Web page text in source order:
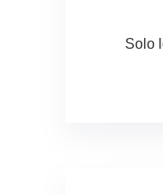
Solo